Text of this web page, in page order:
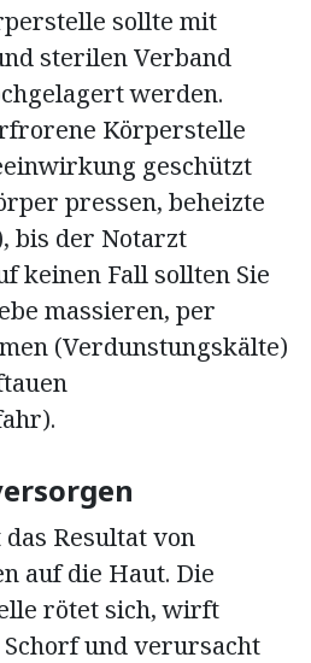
sollte mit
sterilen Verband
werden.
Körperstelle
geschützt
pressen, beheizte
bis der Notarzt
keinen Fall sollten Sie
massieren, per
(Verdunstungskälte)
Resultat von
auf die Haut. Die
rötet sich, wirft
und verursacht